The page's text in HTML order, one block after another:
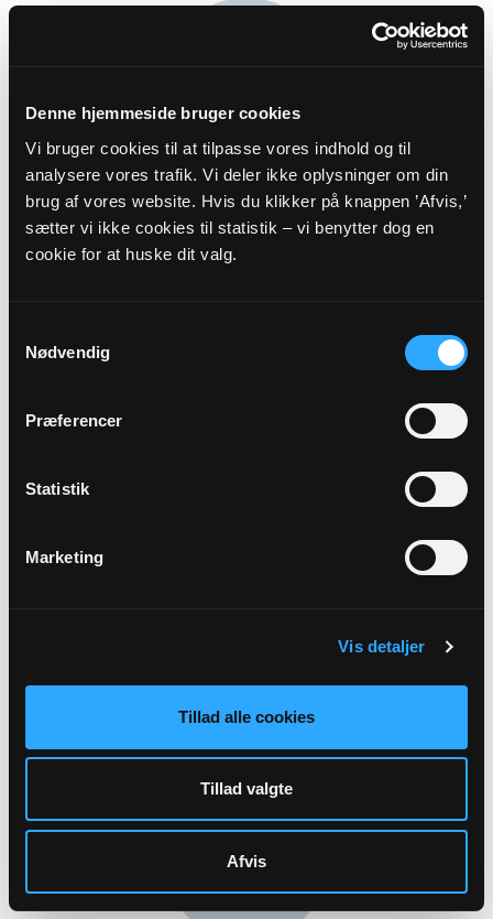
Denne hjemmeside bruger cookies
Vi bruger cookies til at tilpasse vores indhold og til
analysere vores trafik. Vi deler ikke oplysninger om din
brug af vores website. Hvis du klikker på knappen ’Afvis,’
sætter vi ikke cookies til statistik – vi benytter dog en
cookie for at huske dit valg.
Nødvendig
Præferencer
Statistik
Marketing
Vis detaljer
Tillad alle cookies
Tillad valgte
Afvis
Kirkeværge
Anne-Grethe Juul Nielsen
Ellingevej 23